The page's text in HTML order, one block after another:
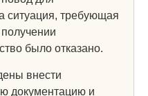
ситуация, требующая
было отказано.
внести
документацию и